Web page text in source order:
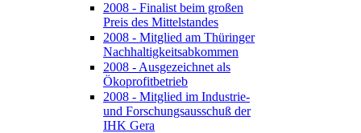
2008 - Finalist beim großen
Preis des Mittelstandes
2008 - Mitglied am Thüringer
Nachhaltigkeitsabkommen
2008 - Ausgezeichnet als
Ökoprofitbetrieb
2008 - Mitglied im Industrie-
und Forschungsausschuß der
IHK Gera